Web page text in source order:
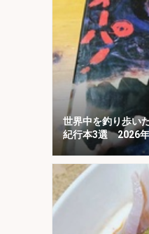
世界中を釣り歩い
紀行本3選 2026年
50周年